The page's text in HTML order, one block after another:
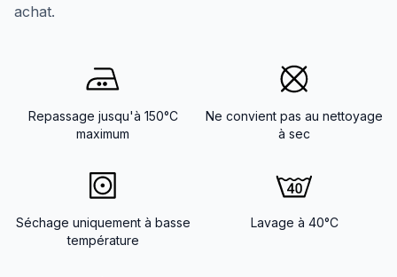
achat.
Repassage jusqu'à 150°C
maximum
Ne convient pas au nettoyage
à sec
Séchage uniquement à basse
température
Lavage à 40°C